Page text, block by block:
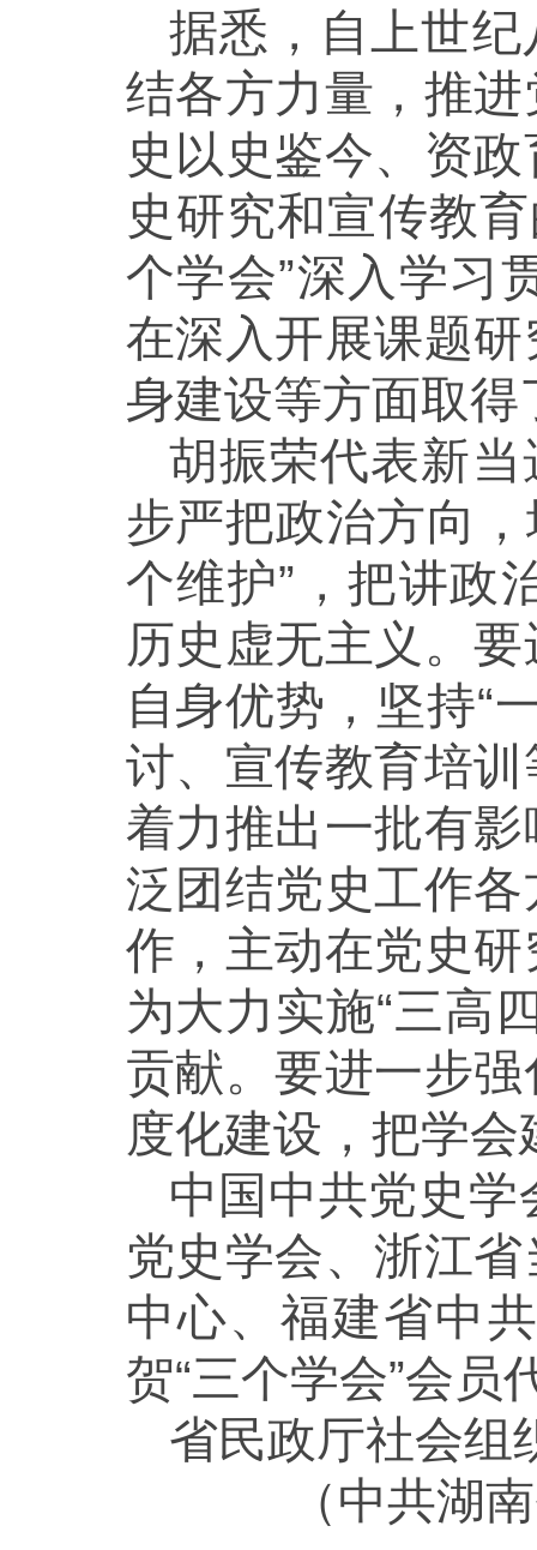
据悉，自上世纪
结各方力量，推
史以史鉴今、资
史研究和宣传教
个学会”深入学习
在深入开展课题
身建设等方面取得
胡振荣代表新当
步严把政治方向，
个维护”，把讲政
历史虚无主义。
自身优势，坚持“
讨、宣传教育培
着力推出一批有
泛团结党史工作
作，主动在党史
为大力实施“三高
贡献。要进一步
度化建设，把学
中国中共党史
党史学会、浙江
中心、福建省中
贺“三个学会”会员
省民政厅社会组
（中共湖